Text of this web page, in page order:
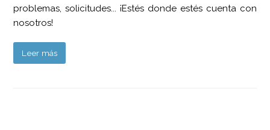
problemas, solicitudes... ¡Estés donde estés cuenta con
nosotros!
Leer más